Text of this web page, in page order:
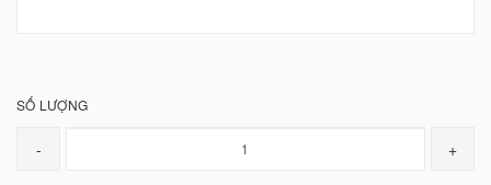
SỐ LƯỢNG
- +